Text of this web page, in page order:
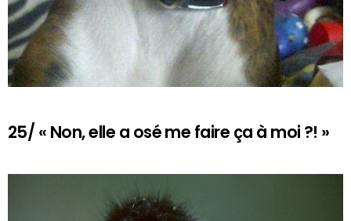
25/ « Non, elle a osé me faire ça à moi ?! »